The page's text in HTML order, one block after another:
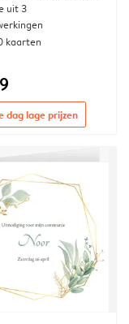
uit 3
kaarten
dag lage prijzen